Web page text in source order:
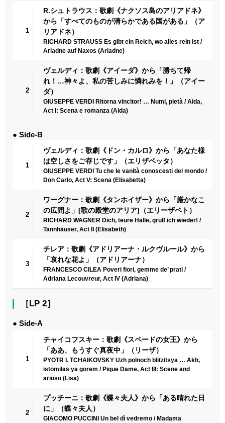
1
R.シュトラウス：歌劇《ナクソス島のアリアドネ》
から「すべてのものが清らかである国がある」（ア
リアドネ）
RICHARD STRAUSS Es gibt ein Reich, wo alles rein ist /
Ariadne auf Naxos (Ariadne)
2
ヴェルディ：歌劇《アイーダ》から「勝ちて帰
れ！…神々よ、私の苦しみに憐れみを！」（アイー
ダ）
GIUSEPPE VERDI Ritorna vincitor! … Numi, pietà / Aida,
Act I: Scena e romanza (Aida)
● Side-B
1
ヴェルディ：歌劇《ドン・カルロ》から「あなた様
は空しさをご存じです」（エリザベッタ）
GIUSEPPE VERDI Tu che le vanità conoscesti del mondo /
Don Carlo, Act V: Scena (Elisabetta)
2
ワーグナー：歌劇《タンホイザー》から「厳かなこ
の広間よ」[歌の殿堂のアリア]（エリーザベト）
RICHARD WAGNER Dich, teure Halle, grüß ich wieder! /
Tannhäuser, Act II (Elisabeth)
3
チレア：歌劇《アドリアーナ・ルクヴルール》から
「哀れな花よ」（アドリアーナ）
FRANCESCO CILEA Poveri fiori, gemme de’ prati /
Adriana Lecouvreur, Act IV (Adriana)
［LP 2］
● Side-A
1
チャイコフスキー：歌劇《スペードの女王》から
「ああ、もうすぐ真夜中」（リーザ）
PYOTR I. TCHAIKOVSKY Uzh polnoch blitzitsya … Akh,
istomilas ya gorem / Pique Dame, Act III: Scene and
arioso (Lisa)
2
プッチーニ：歌劇《蝶々夫人》から「ある晴れた日
に」（蝶々夫人）
GIACOMO PUCCINI Un bel dì vedremo / Madama